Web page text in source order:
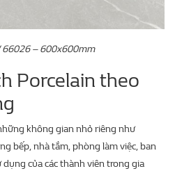
66026 – 600x600mm
Porcelain theo
không gian nhỏ riêng như
bếp, nhà tắm, phòng làm việc, ban
của các thành viên trong gia